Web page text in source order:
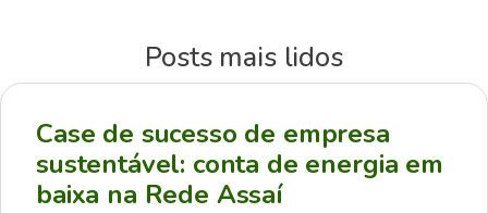
Posts mais lidos
Case de sucesso de empresa
sustentável: conta de energia em
baixa na Rede Assaí